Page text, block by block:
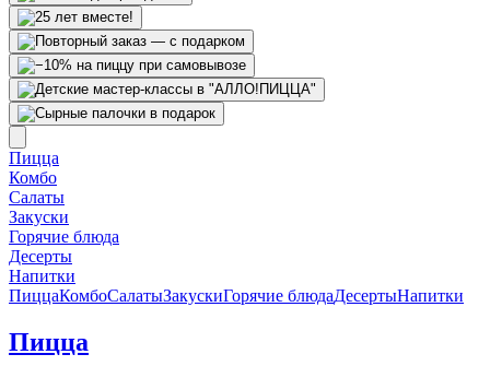
Пицца
Комбо
Салаты
Закуски
Горячие блюда
Десерты
Напитки
ПиццаКомбоСалатыЗакускиГорячие блюдаДесертыНапитки
Пицца